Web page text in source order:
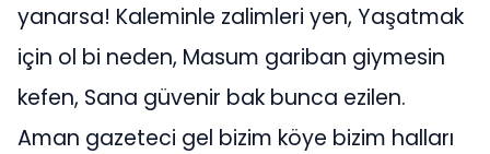
yanarsa! Kaleminle zalimleri yen, Yaşatmak
için ol bi neden, Masum gariban giymesin
kefen, Sana güvenir bak bunca ezilen.
Aman gazeteci gel bizim köye bizim halları